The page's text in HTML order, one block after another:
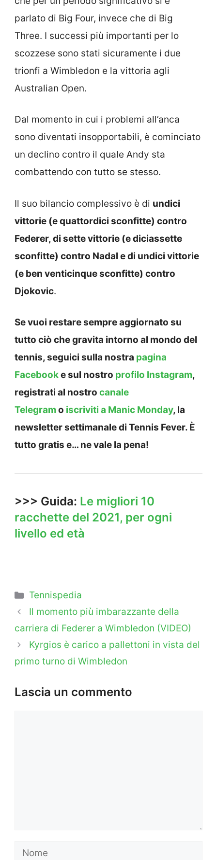
parlato di Big Four, invece che di Big
Three. I successi più importanti per lo
scozzese sono stati sicuramente i due
trionfi a Wimbledon e la vittoria agli
Australian Open.
Dal momento in cui i problemi all’anca
sono diventati insopportabili, è cominciato
un declino contro il quale Andy sta
combattendo con tutto se stesso.
Il suo bilancio complessivo è di undici
vittorie (e quattordici sconfitte) contro
Federer, di sette vittorie (e diciassette
sconfitte) contro Nadal e di undici vittorie
(e ben venticinque sconfitte) contro
Djokovic.
Se vuoi restare sempre aggiornato su
tutto ciò che gravita intorno al mondo del
tennis, seguici sulla nostra pagina
Facebooke sul nostro profilo Instagram,
registrati al nostro canale
Telegramo iscriviti a Manic Monday, la
newsletter settimanale di Tennis Fever. È
tutto gratis e… ne vale la pena!
>>> Guida: Le migliori 10
racchette del 2021, per ogni
livello ed età
Categorie
Tennispedia
Il momento più imbarazzante della
carriera di Federer a Wimbledon (VIDEO)
Kyrgios è carico a pallettoni in vista del
primo turno di Wimbledon
Lascia un commento
Nome